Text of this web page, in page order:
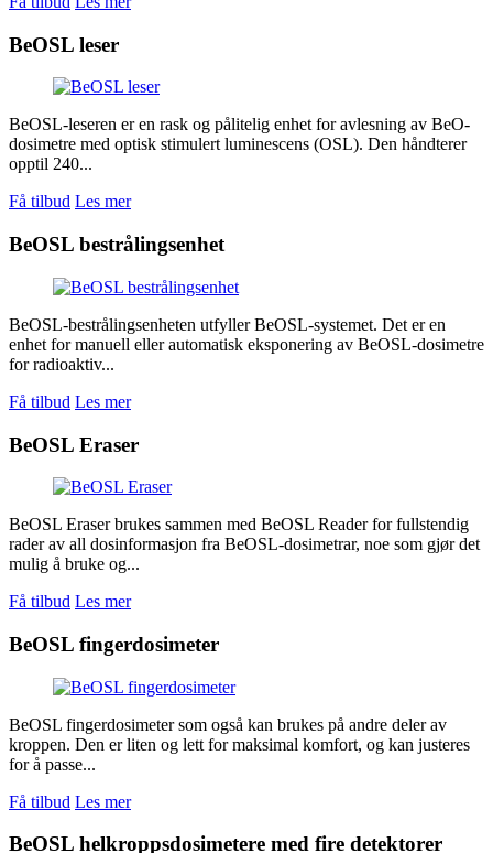
BeOSL leser
BeOSL-leseren er en rask og pålitelig enhet for avlesning av BeO-
dosimetre med optisk stimulert luminescens (OSL). Den håndterer
opptil 240...
Få tilbud Les mer
BeOSL bestrålingsenhet
BeOSL-bestrålingsenheten utfyller BeOSL-systemet. Det er en
enhet for manuell eller automatisk eksponering av BeOSL-dosimetre
for radioaktiv...
Få tilbud Les mer
BeOSL Eraser
BeOSL Eraser brukes sammen med BeOSL Reader for fullstendig
rader av all dosinformasjon fra BeOSL-dosimetrar, noe som gjør det
mulig å bruke og...
Få tilbud Les mer
BeOSL fingerdosimeter
BeOSL fingerdosimeter som også kan brukes på andre deler av
kroppen. Den er liten og lett for maksimal komfort, og kan justeres
for å passe...
Få tilbud Les mer
BeOSL helkroppsdosimetere med fire detektorer